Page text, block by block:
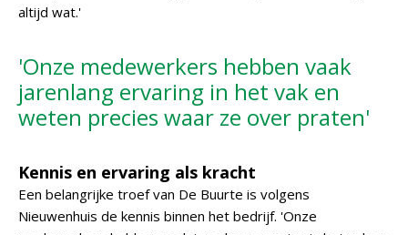
altijd wat.'
'Onze medewerkers hebben vaak
jarenlang ervaring in het vak en
weten precies waar ze over praten'
Kennis en ervaring als kracht
Een belangrijke troef van De Buurte is volgens
Nieuwenhuis de kennis binnen het bedrijf. 'Onze